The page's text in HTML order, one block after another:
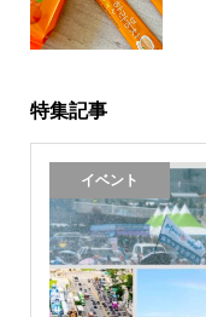
特集記事
イベント